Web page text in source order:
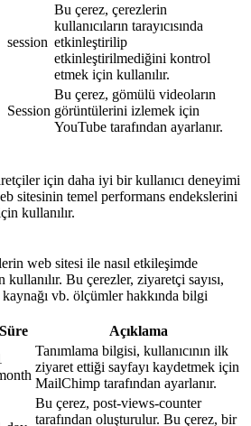
session
Bu çerez, çerezlerin
kullanıcıların tarayıcısında
etkinleştirilip
etkinleştirilmediğini kontrol
etmek için kullanılır.
Session
Bu çerez, gömülü videoların
görüntülerini izlemek için
YouTube tarafından ayarlanır.
için daha iyi bir kullanıcı deneyimi
sitesinin temel performans endekslerini
kullanılır.
web sitesi ile nasıl etkileşimde
Bu çerezler, ziyaretçi sayısı,
vb. ölçümler hakkında bilgi
Süre Açıklama
Tanımlama bilgisi, kullanıcının ilk
ziyaret ettiği sayfayı kaydetmek için
MailChimp tarafından ayarlanır.
Bu çerez, post-views-counter
tarafından oluşturulur. Bu çerez, bir